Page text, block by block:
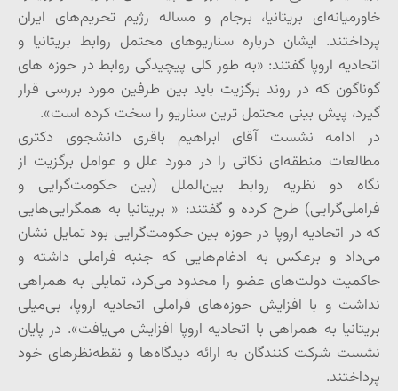
خاورمیانه‌ای بریتانیا، برجام و مساله رژیم تحریم‌های ایران
پرداختند. ایشان درباره سناریوهای محتمل روابط بریتانیا و
اتحادیه اروپا گفتند: «به طور کلی پیچیدگی روابط در حوزه های
گوناگون که در روند برگزیت باید بین طرفین مورد بررسی قرار
گیرد، پیش بینی محتمل ترین سناریو را سخت کرده است».
در ادامه نشست آقای ابراهیم باقری دانشجوی دکتری
مطالعات منطقه‌ای نکاتی را در مورد علل و عوامل برگزیت از
نگاه دو نظریه روابط بین‌الملل (بین حکومت‌گرایی و
فراملی‌گرایی) طرح کرده و گفتند: « بریتانیا به همگرایی‌هایی
که در اتحادیه اروپا در حوزه بین حکومت‌گرایی بود تمایل نشان
می‌داد و برعکس به ادغام‌هایی که جنبه فراملی داشته و
حاکمیت دولت‌های عضو را محدود می‌کرد، تمایلی به همراهی
نداشت و با افزایش حوزه‌های فراملی اتحادیه اروپا، بی‌میلی
بریتانیا به همراهی با اتحادیه اروپا افزایش می‌یافت». در پایان
نشست شرکت کنندگان به ارائه دیدگاه‌ها و نقطه‌نظرهای خود
پرداختند.